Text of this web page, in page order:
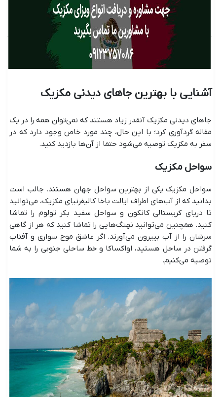
آشنایی با بهترین جاهای دیدنی مکزیک
جاهای دیدنی مکزیک آنقدر زیاد هستند که نمی‌توان همه را در یک
مقاله گردآوری کرد؛ با این حال، چند مورد خاص وجود دارد که در
سفر به مکزیک توصیه می‌شود حتما از آن‌ها بازدید کنید.
سواحل مکزیک
سواحل مکزیک یکی از بهترین سواحل جهان هستند. جالب است
بدانید که از آب‌های اطراف ایالت باخا کالیفرنیای مکزیک، می‌توانید
تا دریای کریستالی کانکون و سواحل سفید بکر تولوم را تماشا
کنید. همچنین می‌توانید نهنگ‌هایی را تماشا کنید که هر از گاهی
سرشان را از آب بییرون می‌آورند. اگر عاشق موج سواری و آفتاب
گرفتن در ساحل هستید، اواکساکا و خط ساحلی جنوبی را به شما
توصیه می‌کنیم.